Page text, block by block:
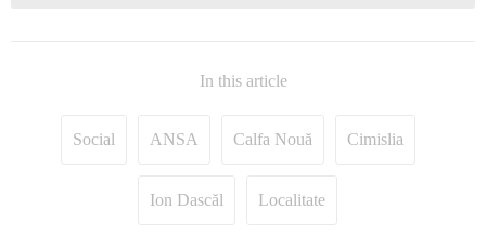
In this article
Social ANSA Calfa Nouă Cimislia
Ion Dascăl Localitate